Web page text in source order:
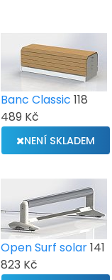
Banc Classic 118
489 Kč
NENÍ SKLADEM
Open Surf solar141
823 Kč